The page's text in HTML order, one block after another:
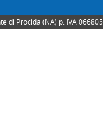
di Procida (NA) p. IVA